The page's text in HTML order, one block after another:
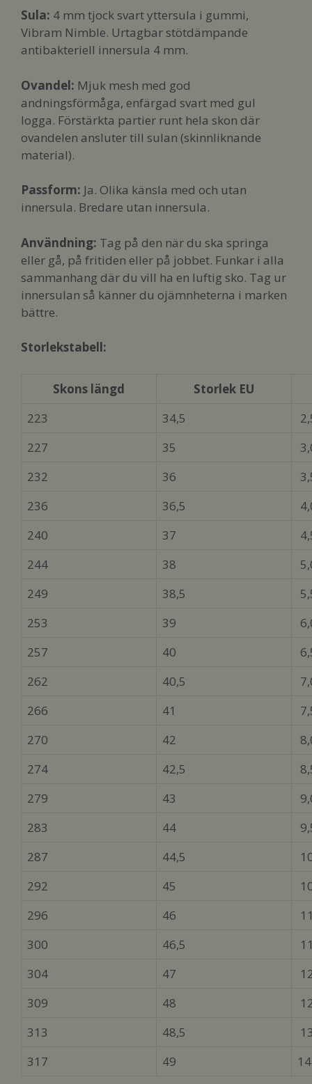
Sula: 4 mm tjock svart yttersula i gummi,
Vibram Nimble. Urtagbar stötdämpande
antibakteriell innersula 4 mm.
Ovandel: Mjuk mesh med god
andningsförmåga, enfärgad svart med gul
logga. Förstärkta partier runt hela skon där
ovandelen ansluter till sulan (skinnliknande
material).
Passform: Ja. Olika känsla med och utan
innersula. Bredare utan innersula.
Användning: Tag på den när du ska springa
eller gå, på fritiden eller på jobbet. Funkar i alla
sammanhang där du vill ha en luftig sko. Tag ur
innersulan så känner du ojämnheterna i marken
bättre.
Storlekstabell:
Skons längd
Storlek EU
223
34,5
227
35
232
36
236
36,5
240
37
244
38
249
38,5
253
39
257
40
262
40,5
266
41
270
42
274
42,5
279
43
283
44
287
44,5
292
45
296
46
300
46,5
304
47
309
48
313
48,5
317
49 14